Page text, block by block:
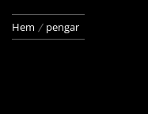
Hem pengar